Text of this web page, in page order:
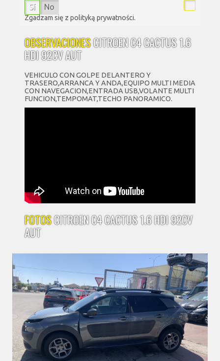
Sí No
Zgadzam się z polityką prywatności.
OBSERVACIONESCITROEN C4 CACTUS 1.6
HDI 92CV AUT
VEHICULO CON GOLPE DELANTERO Y
TRASERO,ARRANCA Y ANDA,EQUIPO MULTI MEDIA
CON NAVEGACION,ENTRADA USB,VOLANTE MULTI
FUNCION,TEMPOMAT,TECHO PANORAMICO.
FOTOSCITROEN C4 CACTUS 1.6 HDI 92CV
AUT